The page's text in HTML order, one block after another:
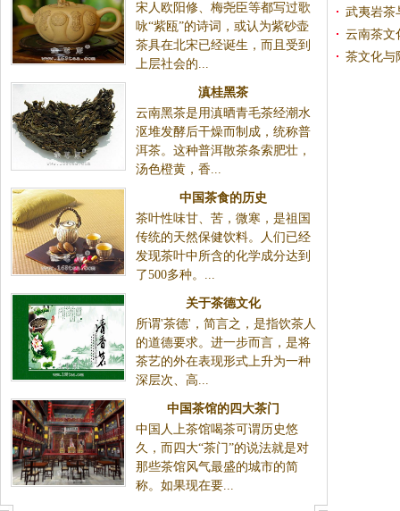
宋人欧阳修、梅尧臣等都写过歌
咏“紫瓯”的诗词，或认为紫砂壶
茶具在北宋已经诞生，而且受到
上层社会的...
滇桂黑茶
云南黑茶是用滇晒青毛茶经潮水
沤堆发酵后干燥而制成，统称普
洱茶。这种普洱散茶条索肥壮，
汤色橙黄，香...
中国茶食的历史
茶叶性味甘、苦，微寒，是祖国
传统的天然保健饮料。人们已经
发现茶叶中所含的化学成分达到
了500多种。...
关于茶德文化
所谓'茶德'，简言之，是指饮茶人
的道德要求。进一步而言，是将
茶艺的外在表现形式上升为一种
深层次、高...
中国茶馆的四大茶门
中国人上茶馆喝茶可谓历史悠
久，而四大“茶门”的说法就是对
那些茶馆风气最盛的城市的简
称。如果现在要...
武夷岩茶
云南茶文
茶文化与